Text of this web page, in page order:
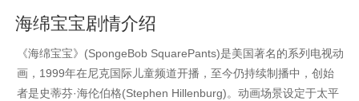
海绵宝宝剧情介绍
《海绵宝宝》(SpongeBob SquarePants)是美国著名的系列电视动
画，1999年在尼克国际儿童频道开播，至今仍持续制播中，创始
者是史蒂芬·海伦伯格(Stephen Hillenburg)。动画场景设定于太平